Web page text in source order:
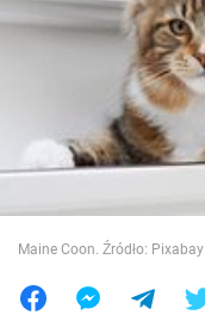
Społeczeństwo
Wojna na Ukrainie
Świat
Jedzenie
Maine Coon. Źródło: Pixabay